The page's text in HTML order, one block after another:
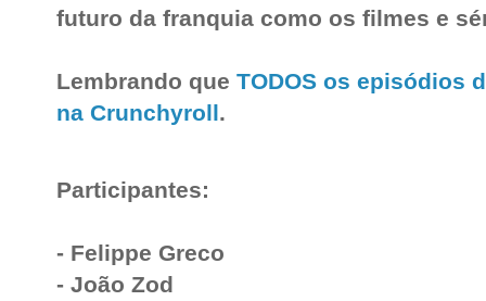
futuro da franquia como os filmes e
Lembrando que TODOS os episódios
na Crunchyroll.
Participantes:
- Felippe Greco
- João Zod